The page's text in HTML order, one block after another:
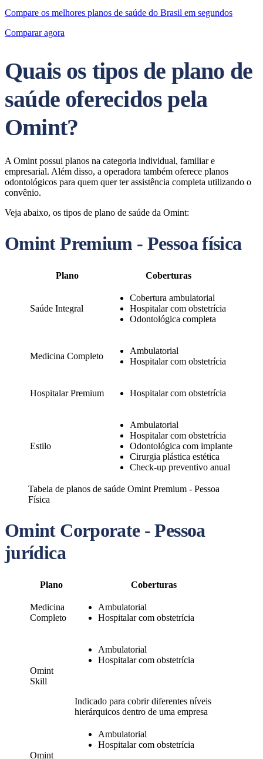
Compare os melhores planos de saúde do Brasil em segundos
Comparar agora
Quais os tipos de plano de
saúde oferecidos pela
Omint?
A Omint possui planos na categoria individual, familiar e
empresarial. Além disso, a operadora também oferece planos
odontológicos para quem quer ter assistência completa utilizando o
convênio.
Veja abaixo, os tipos de plano de saúde da Omint:
Omint Premium - Pessoa física
Plano Coberturas
Saúde Integral
Cobertura ambulatorial
Hospitalar com obstetrícia
Odontológica completa
Medicina Completo
Ambulatorial
Hospitalar com obstetrícia
Hospitalar Premium Hospitalar com obstetrícia
Estilo
Ambulatorial
Hospitalar com obstetrícia
Odontológica com implante
Cirurgia plástica estética
Check-up preventivo anual
Tabela de planos de saúde Omint Premium - Pessoa
Física
Omint Corporate - Pessoa
jurídica
Plano Coberturas
Medicina
Completo
Ambulatorial
Hospitalar com obstetrícia
Omint
Skill
Ambulatorial
Hospitalar com obstetrícia
Indicado para cobrir diferentes níveis
hierárquicos dentro de uma empresa
Omint
Ambulatorial
Hospitalar com obstetrícia